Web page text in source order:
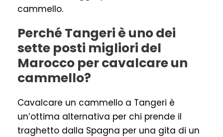
cammello.
Perché Tangeri è uno dei
sette posti migliori del
Marocco per cavalcare un
cammello?
Cavalcare un cammello a Tangeri è
un’ottima alternativa per chi prende il
traghetto dalla Spagna per una gita di un